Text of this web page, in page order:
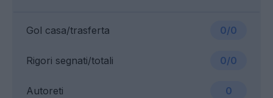
Gol casa/trasferta 0/0
Rigori segnati/totali 0/0
Autoreti 0